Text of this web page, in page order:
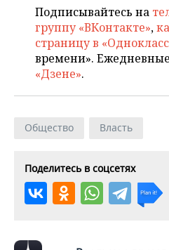
КИБЕРСПОРТ
ФИГУРНОЕ КАТАНИЕ
ВОДНЫЕ ВИДЫ СПОРТА
КУЛЬТУРА
МЕДИЦИНА
ОБРАЗОВАНИЕ
СПИСОК КОМПАНИЙ
Подписывайтесь на
группу «ВКонтакте»,
страницу в
времени».
«Дзене».
Общество Власть
Поделитесь в соцсетях